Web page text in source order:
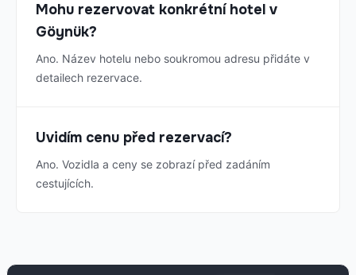
Mohu rezervovat konkrétní hotel v
Göynük?
Ano. Název hotelu nebo soukromou adresu přidáte v
detailech rezervace.
Uvidím cenu před rezervací?
Ano. Vozidla a ceny se zobrazí před zadáním
cestujících.